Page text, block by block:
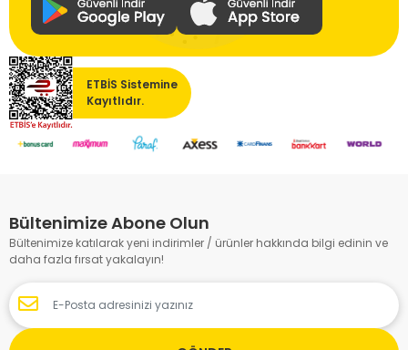
ETBİS Sistemine
Kayıtlıdır.
Bültenimize Abone Olun
Bültenimize katılarak yeni indirimler / ürünler hakkında bilgi edinin ve
daha fazla fırsat yakalayın!